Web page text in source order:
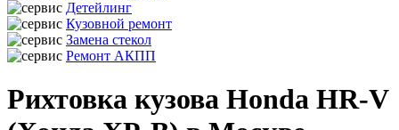
Детейлинг
Кузовной ремонт
Замена стекол
Ремонт АКПП
Рихтовка кузова Honda HR-V